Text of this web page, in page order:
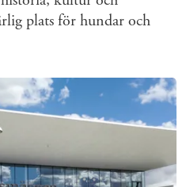
plats för hundar och